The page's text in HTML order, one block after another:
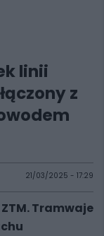
linii
z
21/03/2025 - 17:29
Tramwaje